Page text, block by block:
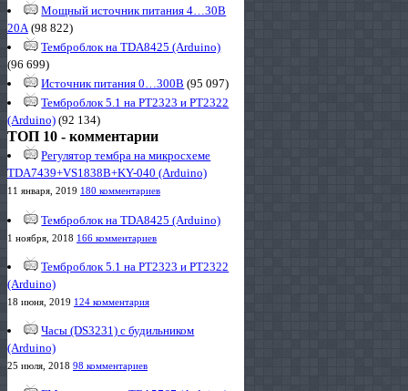
Мощный источник питания 4…30В
20А(98 822)
Темброблок на TDA8425 (Arduino)
(96 699)
Источник питания 0…300В (95 097)
Темброблок 5.1 на PT2323 и PT2322
(Arduino) (92 134)
ТОП 10 - комментарии
Регулятор тембра на микросхеме
TDA7439+VS1838B+KY-040 (Arduino)
11 января, 2019 180 комментариев
Темброблок на TDA8425 (Arduino)
1 ноября, 2018 166 комментариев
Темброблок 5.1 на PT2323 и PT2322
(Arduino)
18 июня, 2019 124 комментария
Часы (DS3231) с будильником
(Arduino)
25 июля, 2018 98 комментариев